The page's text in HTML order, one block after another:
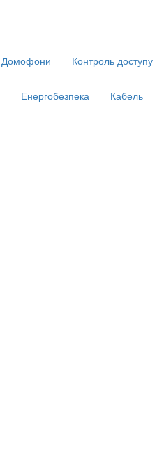
Домофони Контроль доступу
Енергобезпека Кабель